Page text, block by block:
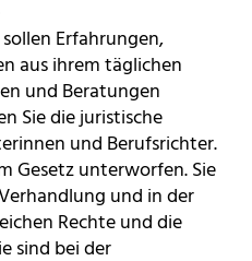
Erfahrungen,
aus ihrem täglichen
und Beratungen
Sie die juristische
und Berufsrichter.
Gesetz unterworfen. Sie
und in der
Rechte und die
sind bei der